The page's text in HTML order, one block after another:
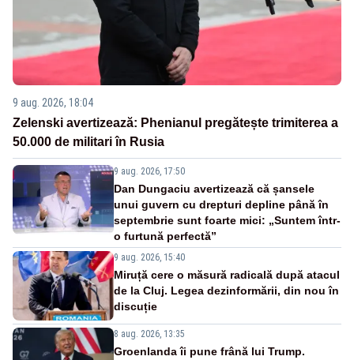
9 aug. 2026, 18:04
Zelenski avertizează: Phenianul pregătește trimiterea a
50.000 de militari în Rusia
9 aug. 2026, 17:50
Dan Dungaciu avertizează că șansele
unui guvern cu drepturi depline până în
septembrie sunt foarte mici: „Suntem într-
o furtună perfectă”
9 aug. 2026, 15:40
Miruță cere o măsură radicală după atacul
de la Cluj. Legea dezinformării, din nou în
discuție
8 aug. 2026, 13:35
Groenlanda îi pune frână lui Trump.